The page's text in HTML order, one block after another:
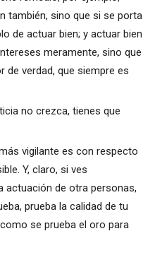
también, sino que si se porta
de actuar bien; y actuar bien
meramente, sino que
de verdad, que siempre es
no crezca, tienes que
vigilante es con respecto
Y, claro, si ves
actuación de otra personas,
prueba la calidad de tu
se prueba el oro para